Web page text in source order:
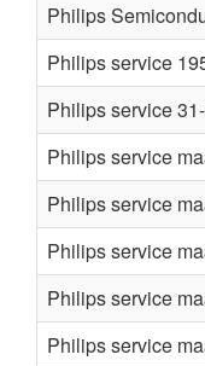
Philips
Philips service
Philips service
Philips service
Philips service
Philips service
Philips service
Philips service